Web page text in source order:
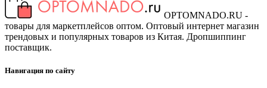
OPTOMNADO.RU -
товары для маркетплейсов оптом. Оптовый интернет магазин
трендовых и популярных товаров из Китая. Дропшиппинг
поставщик.
Навигация по сайту